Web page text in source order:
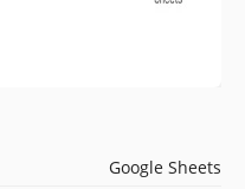
Google Sheets